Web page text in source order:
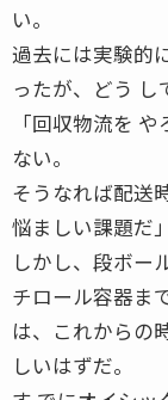
い。
過去には実験的
ったが、どう し
「回収物流を
ない。
そうなれば配送
悩ましい課題だ
しかし、段ボー
チロール容器ま
は、これからの
しいはずだ。